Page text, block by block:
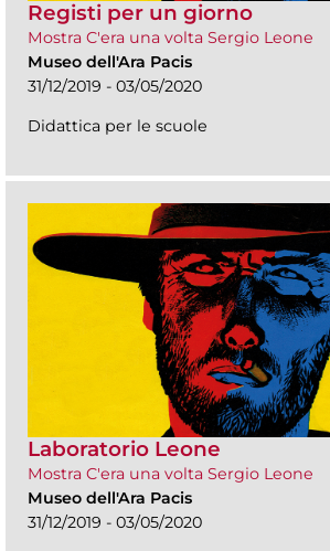
Registi per un giorno
Mostra C'era una volta Sergio Leone
Museo dell'Ara Pacis
31/12/2019 - 03/05/2020
Didattica per le scuole
Laboratorio Leone
Mostra C'era una volta Sergio Leone
Museo dell'Ara Pacis
31/12/2019 - 03/05/2020